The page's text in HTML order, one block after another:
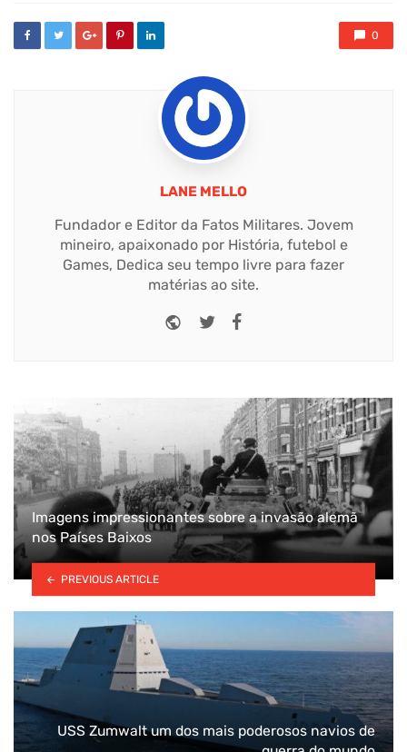
0
LANE MELLO
Fundador e Editor da Fatos Militares. Jovem
mineiro, apaixonado por História, futebol e
Games, Dedica seu tempo livre para fazer
matérias ao site.
Website
Twitter
Imagens impressionantes sobre a invasão alemã
nos Países Baixos
PREVIOUS ARTICLE
USS Zumwalt um dos mais poderosos navios de